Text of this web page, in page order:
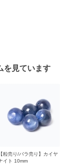
を見ています
【粒売り/バラ売り】カイヤ
イト 8mm